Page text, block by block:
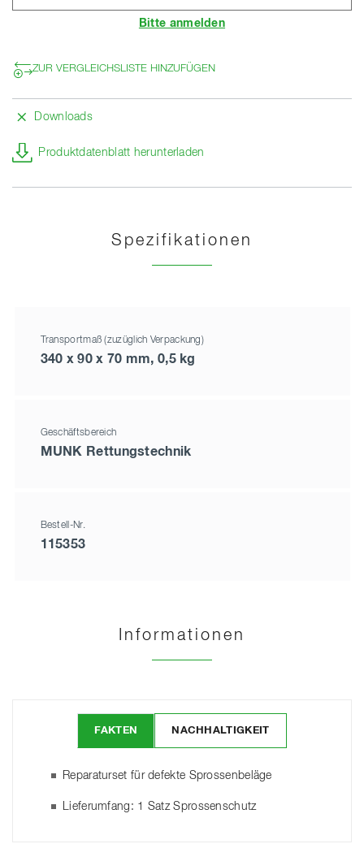
Bitte anmelden
ZUR VERGLEICHSLISTE HINZUFÜGEN
Downloads
Produktdatenblatt herunterladen
Spezifikationen
Transportmaß (zuzüglich Verpackung)
340 x 90 x 70 mm, 0,5 kg
Geschäftsbereich
MUNK Rettungstechnik
Bestell-Nr.
115353
Informationen
FAKTEN NACHHALTIGKEIT
Reparaturset für defekte Sprossenbeläge
Lieferumfang: 1 Satz Sprossenschutz